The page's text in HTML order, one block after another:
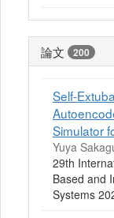
論文 200
Self-
Simulator
Yuya
29th
Based and
Systems